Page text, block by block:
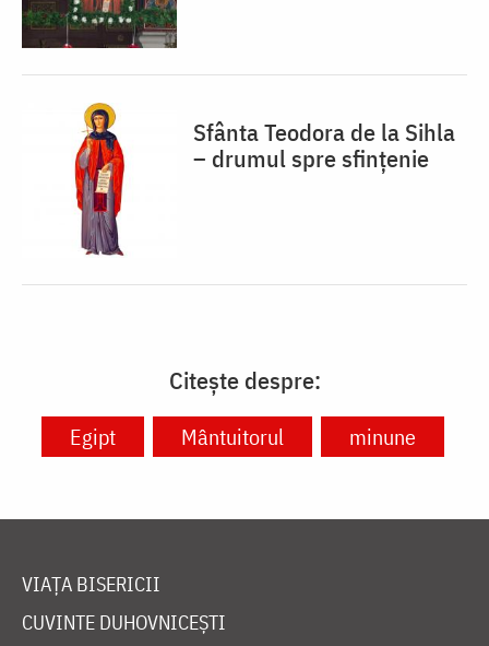
Sfânta Teodora de la Sihla
– drumul spre sfințenie
Citește despre:
Egipt Mântuitorul minune
VIAȚA BISERICII
CUVINTE DUHOVNICEȘTI